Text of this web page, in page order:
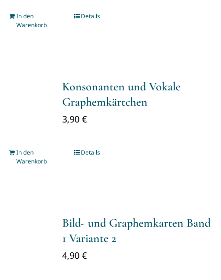
In den
Warenkorb
Details
Konsonanten und Vokale
Graphemkärtchen
3,90 €
In den
Warenkorb
Details
Bild- und Graphemkarten Band
1 Variante 2
4,90 €